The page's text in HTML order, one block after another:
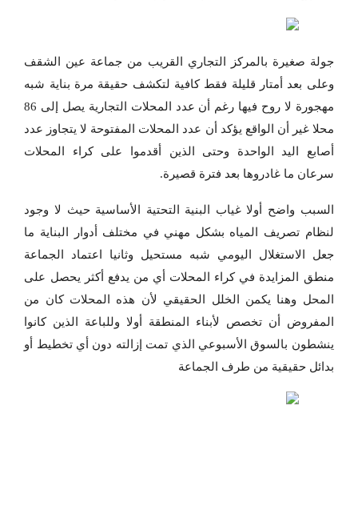
جولة صغيرة بالمركز التجاري القريب من جماعة عين الشقف
وعلى بعد أمتار قليلة فقط كافية لتكشف حقيقة مرة بناية شبه
مهجورة لا روح فيها رغم أن عدد المحلات التجارية يصل إلى 86
محلا غير أن الواقع يؤكد أن عدد المحلات المفتوحة لا يتجاوز عدد
أصابع اليد الواحدة وحتى الذين أقدموا على كراء المحلات
سرعان ما غادروها بعد فترة قصيرة.
السبب واضح أولا غياب البنية التحتية الأساسية حيث لا وجود
لنظام تصريف المياه بشكل مهني في مختلف أدوار البناية ما
جعل الاستغلال اليومي شبه مستحيل وثانيا اعتماد الجماعة
منطق المزايدة في كراء المحلات أي من يدفع أكثر يحصل على
المحل وهنا يكمن الخلل الحقيقي لأن هذه المحلات كان من
المفروض أن تخصص لأبناء المنطقة أولا وللباعة الذين كانوا
ينشطون بالسوق الأسبوعي الذي تمت إزالته دون أي تخطيط أو
بدائل حقيقية من طرف الجماعة